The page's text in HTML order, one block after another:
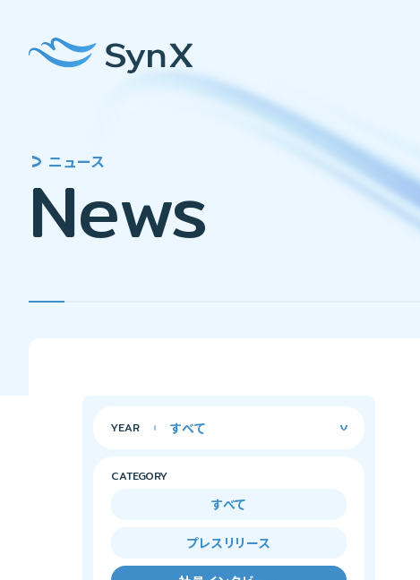
ニュース
News
YEAR
CATEGORY
すべて
プレスリリース